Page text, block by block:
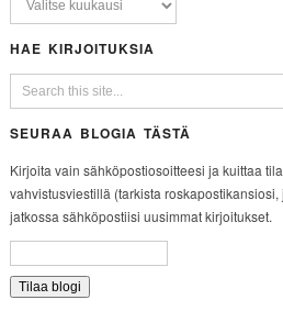
HAE KIRJOITUKSIA
SEURAA BLOGIA TÄSTÄ
Kirjoita vain sähköpostiosoitteesi ja kuittaa
vahvistusviestillä (tarkista
jatkossa sähköpostiisi uusimmat kirjoitukset.